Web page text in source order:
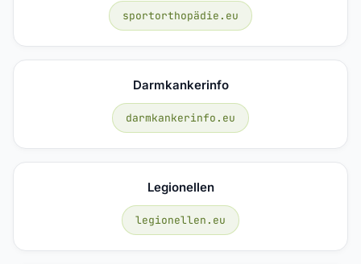
sportorthopädie.eu
Darmkankerinfo
darmkankerinfo.eu
Legionellen
legionellen.eu